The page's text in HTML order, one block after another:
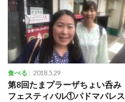
食べる 2018.5.29
第8回たまプラーザちょい呑み
フェスティバル①パドマパレス